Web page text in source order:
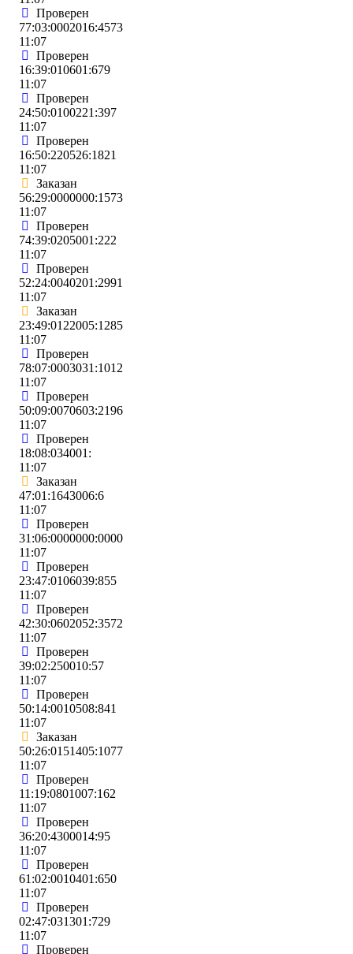
Проверен
77:03:0002016:4573
11:07
Проверен
16:39:010601:679
11:07
Проверен
24:50:0100221:397
11:07
Проверен
16:50:220526:1821
11:07
Заказан
56:29:0000000:1573
11:07
Проверен
74:39:0205001:222
11:07
Проверен
52:24:0040201:2991
11:07
Заказан
23:49:0122005:1285
11:07
Проверен
78:07:0003031:1012
11:07
Проверен
50:09:0070603:2196
11:07
Проверен
18:08:034001:
11:07
Заказан
47:01:1643006:6
11:07
Проверен
31:06:0000000:0000
11:07
Проверен
23:47:0106039:855
11:07
Проверен
42:30:0602052:3572
11:07
Проверен
39:02:250010:57
11:07
Проверен
50:14:0010508:841
11:07
Заказан
50:26:0151405:1077
11:07
Проверен
11:19:0801007:162
11:07
Проверен
36:20:4300014:95
11:07
Проверен
61:02:0010401:650
11:07
Проверен
02:47:031301:729
11:07
Проверен